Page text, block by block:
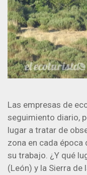
Las empresas de
seguimiento diario,
lugar a tratar de
zona en cada época
su trabajo. ¿Y qué
(León) y la Sierra